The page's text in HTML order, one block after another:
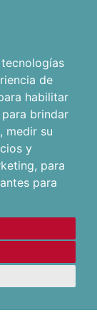
de
habilitar
para brindar
, medir su
y
, para
para